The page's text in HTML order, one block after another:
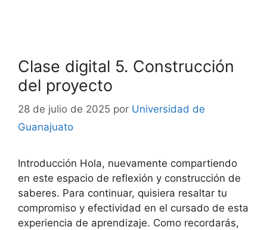
Clase digital 5. Construcción
del proyecto
28 de julio de 2025 por Universidad de
Guanajuato
Introducción Hola, nuevamente compartiendo
en este espacio de reflexión y construcción de
saberes. Para continuar, quisiera resaltar tu
compromiso y efectividad en el cursado de esta
experiencia de aprendizaje. Como recordarás,